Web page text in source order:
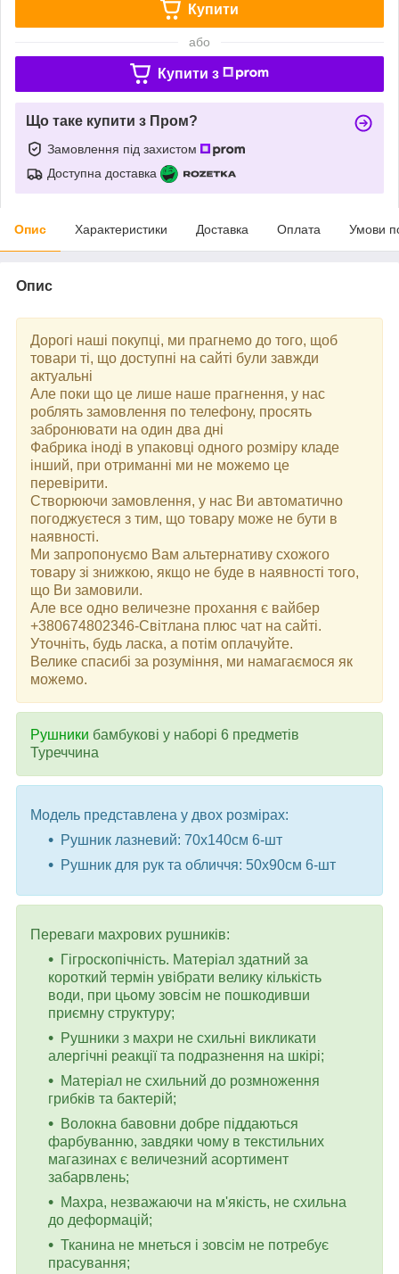
Купити
або
Купити з
Що таке купити з Пром?
Замовлення під захистом
Доступна доставка
Опис Характеристики Доставка Оплата Умови
Опис
Дорогі наші покупці, ми прагнемо до того, щоб
товари ті, що доступні на сайті були завжди
актуальні
Але поки що це лише наше прагнення, у нас
роблять замовлення по телефону, просять
забронювати на один два дні
Фабрика іноді в упаковці одного розміру кладе
інший, при отриманні ми не можемо це
перевірити.
Створюючи замовлення, у нас Ви автоматично
погоджуєтеся з тим, що товару може не бути в
наявності.
Ми запропонуємо Вам альтернативу схожого
товару зі знижкою, якщо не буде в наявності того,
що Ви замовили.
Але все одно величезне прохання є вайбер
+380674802346-Світлана плюс чат на сайті.
Уточніть, будь ласка, а потім оплачуйте.
Велике спасибі за розуміння, ми намагаємося як
можемо.
Рушники бамбукові у наборі 6 предметiв
Туреччина
Модель представлена ​​у двох розмірах:
Рушник лазневий: 70x140см 6-шт
Рушник для рук та обличчя: 50x90см 6-шт
Переваги махрових рушників:
Гігроскопічність. Матеріал здатний за
короткий термін увібрати велику кількість
води, при цьому зовсім не пошкодивши
приємну структуру;
Рушники з махри не схильні викликати
алергічні реакції та подразнення на шкірі;
Матеріал не схильний до розмноження
грибків та бактерій;
Волокна бавовни добре піддаються
фарбуванню, завдяки чому в текстильних
магазинах є величезний асортимент
забарвлень;
Махра, незважаючи на м'якість, не схильна
до деформацій;
Тканина не мнеться і зовсім не потребує
прасування;